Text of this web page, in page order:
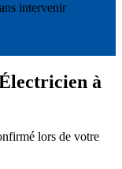
intervenir
à
lors de votre